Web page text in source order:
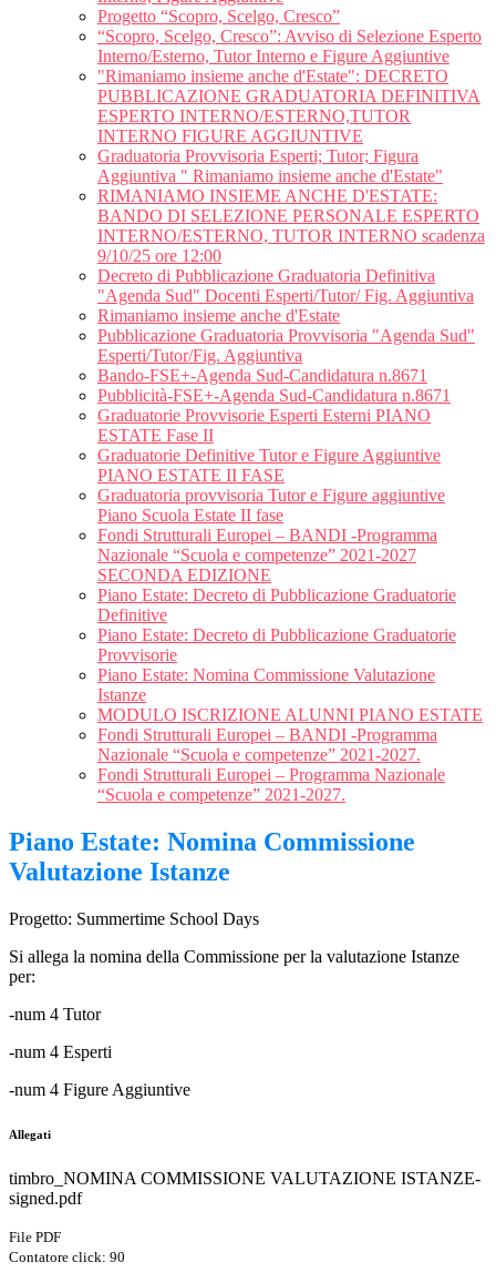
Progetto “Scopro, Scelgo, Cresco”
“Scopro, Scelgo, Cresco”: Avviso di Selezione Esperto
Interno/Esterno, Tutor Interno e Figure Aggiuntive
"Rimaniamo insieme anche d'Estate": DECRETO
PUBBLICAZIONE GRADUATORIA DEFINITIVA
ESPERTO INTERNO/ESTERNO,TUTOR
INTERNO FIGURE AGGIUNTIVE
Graduatoria Provvisoria Esperti; Tutor; Figura
Aggiuntiva " Rimaniamo insieme anche d'Estate"
RIMANIAMO INSIEME ANCHE D'ESTATE:
BANDO DI SELEZIONE PERSONALE ESPERTO
INTERNO/ESTERNO, TUTOR INTERNO scadenza
9/10/25 ore 12:00
Decreto di Pubblicazione Graduatoria Definitiva
"Agenda Sud" Docenti Esperti/Tutor/ Fig. Aggiuntiva
Rimaniamo insieme anche d'Estate
Pubblicazione Graduatoria Provvisoria "Agenda Sud"
Esperti/Tutor/Fig. Aggiuntiva
Bando-FSE+-Agenda Sud-Candidatura n.8671
Pubblicità-FSE+-Agenda Sud-Candidatura n.8671
Graduatorie Provvisorie Esperti Esterni PIANO
ESTATE Fase II
Graduatorie Definitive Tutor e Figure Aggiuntive
PIANO ESTATE II FASE
Graduatoria provvisoria Tutor e Figure aggiuntive
Piano Scuola Estate II fase
Fondi Strutturali Europei – BANDI -Programma
Nazionale “Scuola e competenze” 2021-2027
SECONDA EDIZIONE
Piano Estate: Decreto di Pubblicazione Graduatorie
Definitive
Piano Estate: Decreto di Pubblicazione Graduatorie
Provvisorie
Piano Estate: Nomina Commissione Valutazione
Istanze
MODULO ISCRIZIONE ALUNNI PIANO ESTATE
Fondi Strutturali Europei – BANDI -Programma
Nazionale “Scuola e competenze” 2021-2027.
Fondi Strutturali Europei – Programma Nazionale
“Scuola e competenze” 2021-2027.
Piano Estate: Nomina Commissione
Valutazione Istanze
Progetto: Summertime School Days
Si allega la nomina della Commissione per la valutazione Istanze
per:
-num 4 Tutor
-num 4 Esperti
-num 4 Figure Aggiuntive
Allegati
timbro_NOMINA COMMISSIONE VALUTAZIONE ISTANZE-
signed.pdf
File PDF
Contatore click: 90